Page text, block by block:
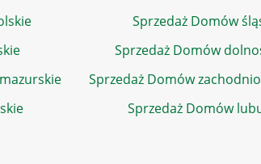
Sprzedaż Domów
Sprzedaż Domów
Sprzedaż Domów
Sprzedaż Domów